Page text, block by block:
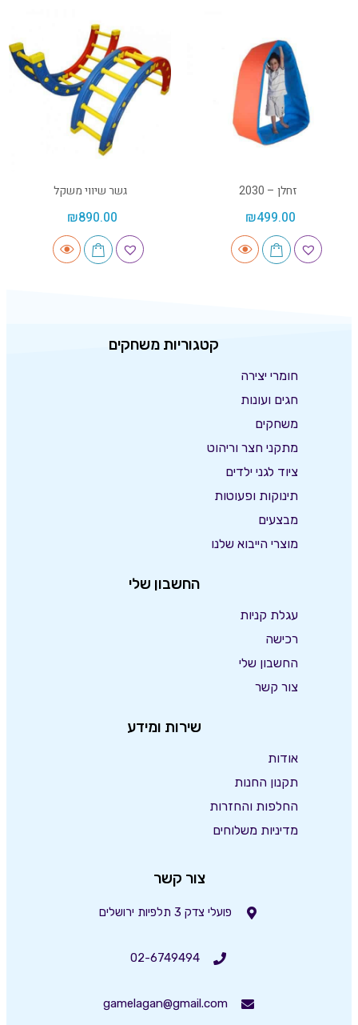
זחלן – 2030
₪499.00
גשר שיווי משקל
₪890.00
קטגוריות משחקים
חומרי יצירה
חגים ועונות
משחקים
מתקני חצר וריהוט
ציוד לגני ילדים
תינוקות ופעוטות
מבצעים
מוצרי הייבוא שלנו
החשבון שלי
עגלת קניות
רכישה
החשבון שלי
צור קשר
שירות ומידע
אודות
תקנון החנות
החלפות והחזרות
מדיניות משלוחים
צור קשר
פועלי צדק 3 תלפיות ירושלים
02-6749494
gamelagan@gmail.com